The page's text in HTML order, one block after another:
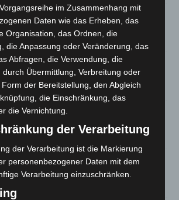
Population in Niedersachsen
Begegnung“ in Neuwarmbüchen schnell
21 neue Notfallsanitäter starten beim
über A7 – Polizei sucht
im Zusammenhang mit
Daten wie das Erheben, das
Organisation, das Ordnen, die
die Anpassung oder Veränderung, das
Abfragen, die Verwendung, die
durch Übermittlung, Verbreitung oder
der Bereitstellung, den Abgleich
die Einschränkung, das
die Vernichtung.
der Verarbeitung
der Verarbeitung ist die Markierung
personenbezogener Daten mit dem
Verarbeitung einzuschränken.